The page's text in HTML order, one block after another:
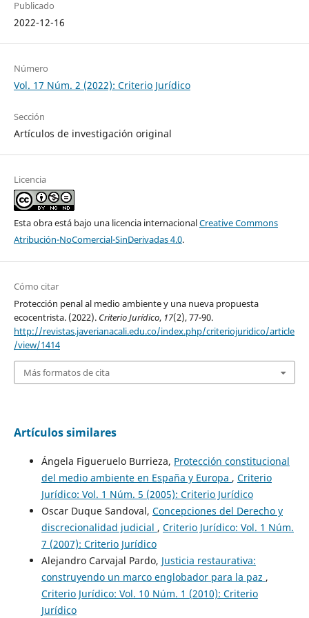
Publicado
2022-12-16
Número
Vol. 17 Núm. 2 (2022): Criterio Jurídico
Sección
Artículos de investigación original
Licencia
Esta obra está bajo una licencia internacionalCreative Commons
Atribución-NoComercial-SinDerivadas 4.0.
Cómo citar
Protección penal al medio ambiente y una nueva propuesta
ecocentrista. (2022). Criterio Jurídico, 17(2), 77-90.
http://revistas.javerianacali.edu.co/index.php/criteriojuridico/article
/view/1414
Más formatos de cita
Artículos similares
Ángela Figueruelo Burrieza, Protección constitucional
del medio ambiente en España y Europa , Criterio
Jurídico: Vol. 1 Núm. 5 (2005): Criterio Jurídico
Oscar Duque Sandoval, Concepciones del Derecho y
discrecionalidad judicial , Criterio Jurídico: Vol. 1 Núm.
7 (2007): Criterio Jurídico
Alejandro Carvajal Pardo, Justicia restaurativa:
construyendo un marco englobador para la paz ,
Criterio Jurídico: Vol. 10 Núm. 1 (2010): Criterio
Jurídico